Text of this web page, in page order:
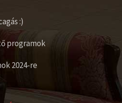
:)
programok
2024-re